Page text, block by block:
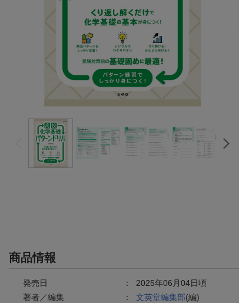
商品情報
発売日 ： 2025年06月04日頃
著者／編集
： 文英堂編集部(編)